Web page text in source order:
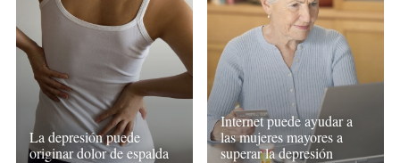
La depresión puede
originar dolor de espalda
Internet puede ayudar a
las mujeres mayores a
superar la depresión